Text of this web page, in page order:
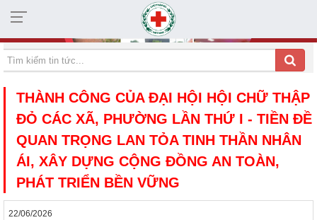
HỘI CHỮ THẬP ĐỎ TỈNH KHÁNH HÒA
THÀNH CÔNG CỦA ĐẠI HỘI HỘI CHỮ THẬP
ĐỎ CÁC XÃ, PHƯỜNG LẦN THỨ I - TIỀN ĐỀ
QUAN TRỌNG LAN TỎA TINH THẦN NHÂN
ÁI, XÂY DỰNG CỘNG ĐỒNG AN TOÀN,
PHÁT TRIỂN BỀN VỮNG
22/06/2026